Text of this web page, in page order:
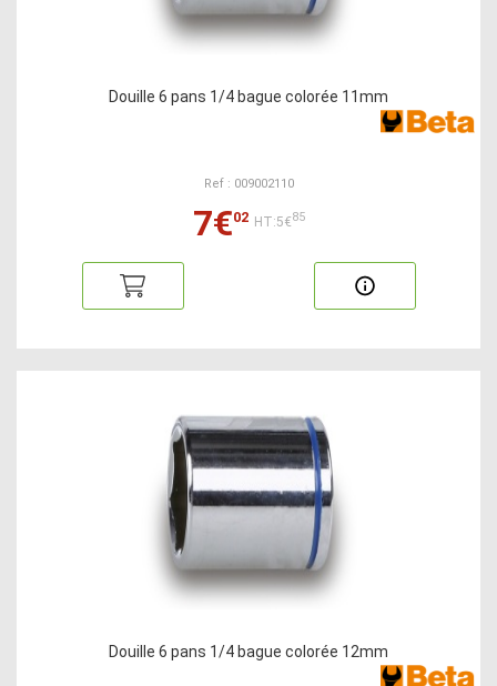
Douille 6 pans 1/4 bague colorée 11mm
Ref : 009002110
7€02 HT:5€85
Douille 6 pans 1/4 bague colorée 12mm